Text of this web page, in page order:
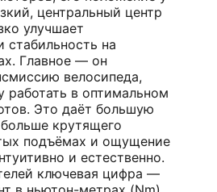
центральный центр
улучшает
стабильность на
Главное — он
велосипеда,
работать в оптимальном
Это даёт большую
крутящего
подъёмах и ощущение
и естественно.
ключевая цифра —